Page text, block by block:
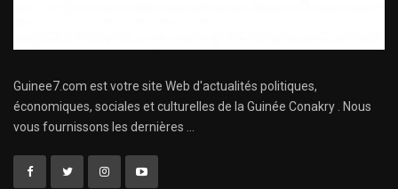
Guinee7.com est votre site Web d'actualités politiques,
économiques, sociales et culturelles de la Guinée Conakry . Nous
vous fournissons les dernières ...